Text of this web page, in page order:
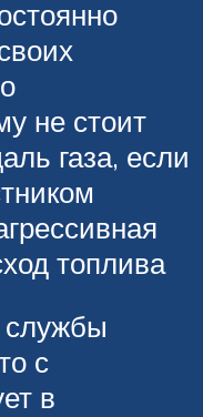
не стоит
газа, если
топлива
службы
с
в